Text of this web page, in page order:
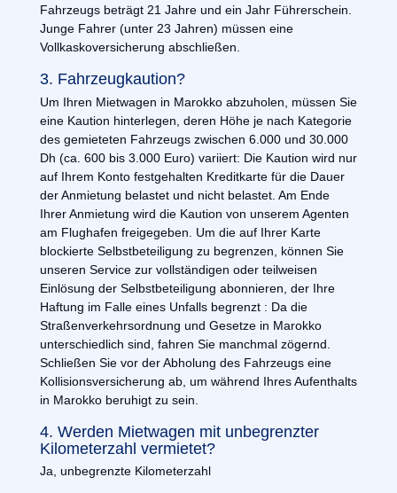
Fahrzeugs beträgt 21 Jahre und ein Jahr Führerschein.
Junge Fahrer (unter 23 Jahren) müssen eine
Vollkaskoversicherung abschließen.
3. Fahrzeugkaution?
Um Ihren Mietwagen in Marokko abzuholen, müssen Sie
eine Kaution hinterlegen, deren Höhe je nach Kategorie
des gemieteten Fahrzeugs zwischen 6.000 und 30.000
Dh (ca. 600 bis 3.000 Euro) variiert: Die Kaution wird nur
auf Ihrem Konto festgehalten Kreditkarte für die Dauer
der Anmietung belastet und nicht belastet. Am Ende
Ihrer Anmietung wird die Kaution von unserem Agenten
am Flughafen freigegeben. Um die auf Ihrer Karte
blockierte Selbstbeteiligung zu begrenzen, können Sie
unseren Service zur vollständigen oder teilweisen
Einlösung der Selbstbeteiligung abonnieren, der Ihre
Haftung im Falle eines Unfalls begrenzt : Da die
Straßenverkehrsordnung und Gesetze in Marokko
unterschiedlich sind, fahren Sie manchmal zögernd.
Schließen Sie vor der Abholung des Fahrzeugs eine
Kollisionsversicherung ab, um während Ihres Aufenthalts
in Marokko beruhigt zu sein.
4. Werden Mietwagen mit unbegrenzter
Kilometerzahl vermietet?
Ja, unbegrenzte Kilometerzahl